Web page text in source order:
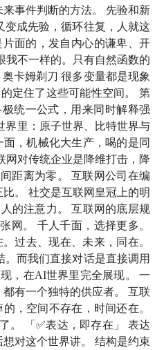
事件判断的方法。 先验和新
变成先验，循环往复，人就这
面的，发自内心的谦卑、开
我不一样的。只有自然函数的
卡姆剃刀 很多变量都是现象
定住了这些可能性空间。 第
统一公式，用来同时解释强
界里：原子世界、比特世界与
，机械化大生产，喝的是同
网对传统企业是降维打击，降
距离为零。 互联网公司在编
。 社交是互联网皇冠上的明
的注意力。 互联网的底层规
网。 千人千面，选择更多。
过去、现在、未来，同在。
而我们直接对话是直接调用
，在AI世界里完全展现。 一
有一个独特的供应者。 互联
，空间不存在，时间还在。
。 「✅表达，即存在」 表达
对这个世界讲。 结构是约束